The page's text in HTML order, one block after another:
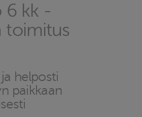
6 kk -
toimitus
helposti
paikkaan